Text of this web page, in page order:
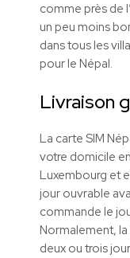
comme près de
un peu moins
dans tous les
pour le Népal.
Livraison
La carte SIM
votre domicile
Luxembourg et
jour ouvrable
commande le
Normalement, la
deux ou trois